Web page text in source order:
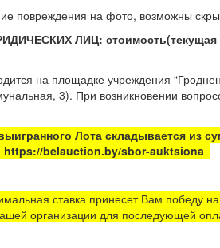
повреждения на фото,
ЛИЦ: стоимость(текущая
на площадке учреждения
3). При возникновении
Лота складывается из
https://belauction.by/sbor-auktsiona
ставка принесет Вам победу
организации для последующей